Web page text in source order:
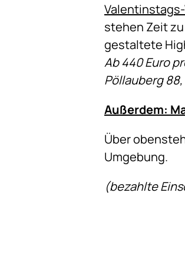
stehen Zeit
gestaltete
Ab 440 Euro
Pöllauberg
Außerdem:
Über
Umgebung.
(bezahlte